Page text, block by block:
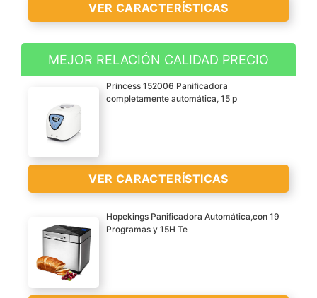
VER CARACTERÍSTICAS
Máquina de hacer pan
versátil no solo para
hacer pan casero fresco y
lleno de sabor, sino
también de masa de
pizza, pasta fresca,
mermelada, porridge,
cereales y productos
Veinte programas
automáticos para
preparar fácilmente pan
casero y muchas otras
MEJOR RELACIÓN CALIDAD PRECIO
Princess 152006 Panificadora
completamente automática, 15 p
VER CARACTERÍSTICAS
Capacidad flexible desde
680 hasta 900 g para de
8 a 14 rebanadas de pan;
Hopekings Panificadora Automática,con 19
Programas y 15H Te